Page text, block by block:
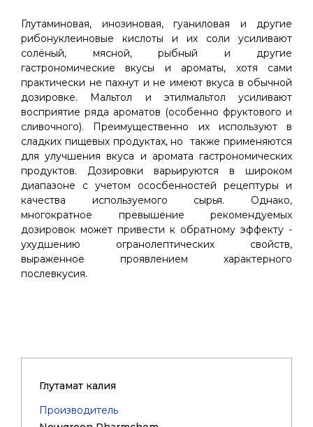
Глутаминовая, инозиновая, гуаниловая и другие
рибонуклеиновые кислоты и их соли усиливают
солёный, мясной, рыбный и другие
гастрономические вкусы и ароматы, хотя сами
практически не пахнут и не имеют вкуса в обычной
дозировке. Мальтол и этилмальтол усиливают
восприятие ряда ароматов (особенно фруктового и
сливочного). Преимущественно их используют в
сладких пищевых продуктах, но также применяются
для улучшения вкуса и аромата гастрономических
продуктов. Дозировки варьируются в широком
диапазоне с учетом ососбенностей рецептуры и
качества используемого сырья. Однако,
многократное превышение рекомендуемых
дозировок может привести к обратному эффекту -
ухудшению огранолептических свойств,
выраженное проявлением характерного
послевкусия.
Глутамат калия
Производитель